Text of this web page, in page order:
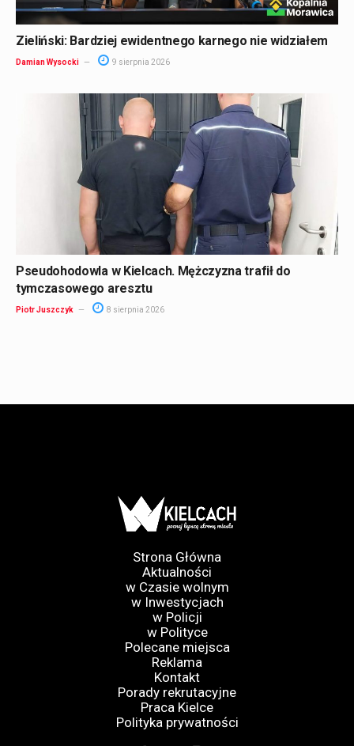
Zieliński: Bardziej ewidentnego karnego nie widziałem
Damian Wysocki 9 sierpnia 2026
Pseudohodowla w Kielcach. Mężczyzna trafił do
tymczasowego aresztu
Piotr Juszczyk 8 sierpnia 2026
Strona Główna
Aktualności
w Czasie wolnym
w Inwestycjach
w Policji
w Polityce
Polecane miejsca
Reklama
Kontakt
Porady rekrutacyjne
Praca Kielce
Polityka prywatności